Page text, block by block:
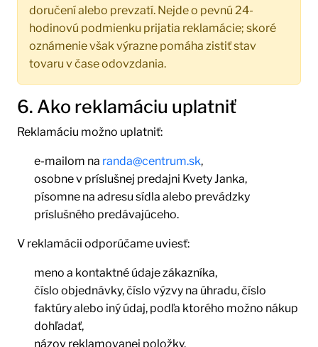
doručení alebo prevzatí. Nejde o pevnú 24-
hodinovú podmienku prijatia reklamácie; skoré
oznámenie však výrazne pomáha zistiť stav
tovaru v čase odovzdania.
6. Ako reklamáciu uplatniť
Reklamáciu možno uplatniť:
e-mailom na randa@centrum.sk,
osobne v príslušnej predajni Kvety Janka,
písomne na adresu sídla alebo prevádzky
príslušného predávajúceho.
V reklamácii odporúčame uviesť:
meno a kontaktné údaje zákazníka,
číslo objednávky, číslo výzvy na úhradu, číslo
faktúry alebo iný údaj, podľa ktorého možno nákup
dohľadať,
názov reklamovanej položky,